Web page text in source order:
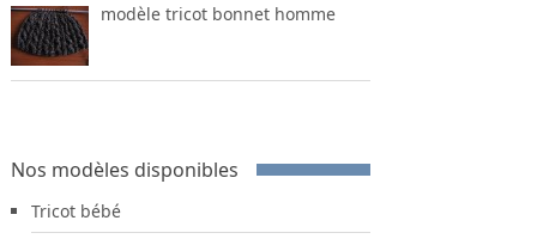
modèle tricot bonnet homme
Nos modèles disponibles
Tricot bébé